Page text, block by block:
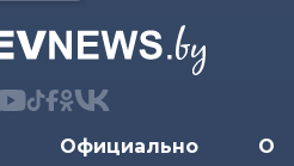
Официально